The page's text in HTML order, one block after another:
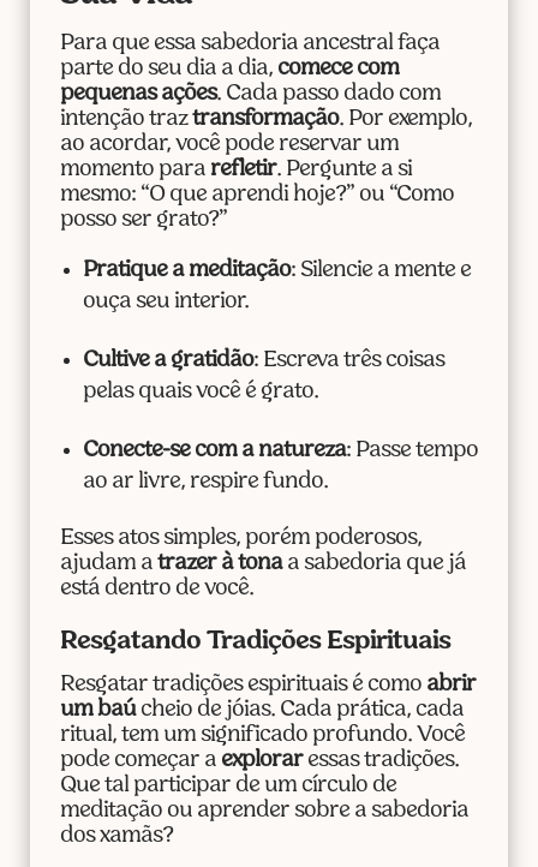
Para que essa sabedoria ancestral faça
parte do seu dia a dia, comece com
pequenas ações. Cada passo dado com
intenção traztransformação. Por exemplo,
ao acordar, você pode reservar um
momento para refletir. Pergunte a si
mesmo: “O que aprendi hoje?” ou “Como
posso ser grato?”
Pratique a meditação: Silencie a mente e
ouça seu interior.
Cultive a gratidão: Escreva três coisas
pelas quais você é grato.
Conecte-se com a natureza: Passe tempo
ao ar livre, respire fundo.
Esses atos simples, porém poderosos,
ajudam a trazer à tonaa sabedoria que já
está dentro de você.
Resgatando Tradições Espirituais
Resgatar tradições espirituais é como abrir
um baúcheio de jóias. Cada prática, cada
ritual, tem um significado profundo. Você
pode começar a exploraressas tradições.
Que tal participar de um círculo de
meditação ou aprender sobre a sabedoria
dos xamãs?